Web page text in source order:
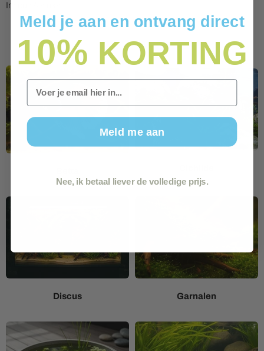
Inhoud 4 stuks.
Discus Garnalen
Meld je aan en ontvang direct
10% KORTING
Email
Meld me aan
Nee, ik betaal liever de volledige prijs.